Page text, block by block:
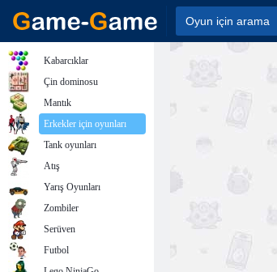
Kabarcıklar
Çin dominosu
Mantık
Erkekler için oyunları
Tank oyunları
Atış
Yarış Oyunları
Zombiler
Serüven
Futbol